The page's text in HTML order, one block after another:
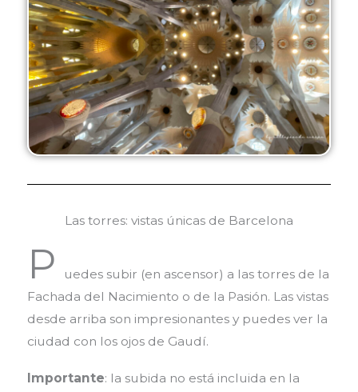
Las torres: vistas únicas de Barcelona
P
uedes subir (en ascensor) a las torres de la
Fachada del Nacimiento o de la Pasión. Las vistas
desde arriba son impresionantes y puedes ver la
ciudad con los ojos de Gaudí.
Importante: la subida no está incluida en la